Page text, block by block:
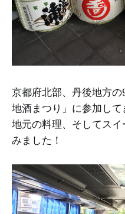
京都府北部、丹後地方
地酒まつり」に参加して
地元の料理、そしてス
みました！